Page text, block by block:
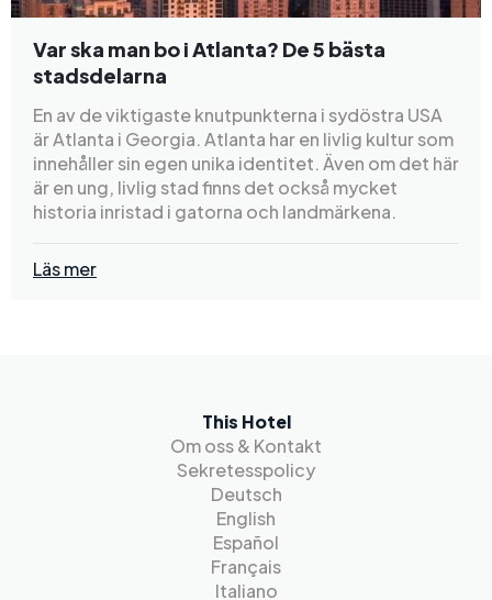
Var ska man bo i Atlanta? De 5 bästa
stadsdelarna
En av de viktigaste knutpunkterna i sydöstra USA
är Atlanta i Georgia. Atlanta har en livlig kultur som
innehåller sin egen unika identitet. Även om det här
är en ung, livlig stad finns det också mycket
historia inristad i gatorna och landmärkena.
Läs mer
This Hotel
Om oss & Kontakt
Sekretesspolicy
Deutsch
English
Español
Français
Italiano